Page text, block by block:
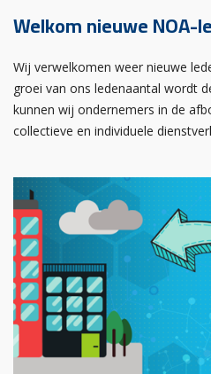
Welkom nieuwe NOA-
Wij verwelkomen weer nieuwe
groei van ons ledenaantal wordt
kunnen wij ondernemers in de
collectieve en individuele